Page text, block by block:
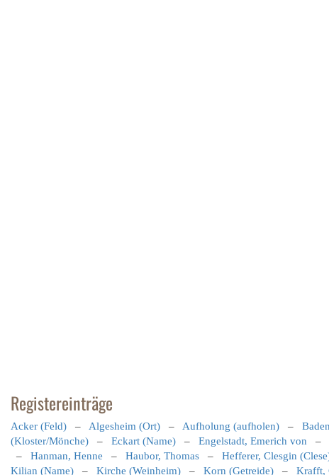
Registereinträge
Acker (Feld) – Algesheim (Ort) – Aufholung (aufholen) –
(Kloster/Mönche) – Eckart (Name) – Engelstadt, Emerich von –
– Hanman, Henne – Haubor, Thomas – Hefferer, Clesgin
Kilian (Name) – Kirche (Weinheim) – Korn (Getreide) – Krafft,